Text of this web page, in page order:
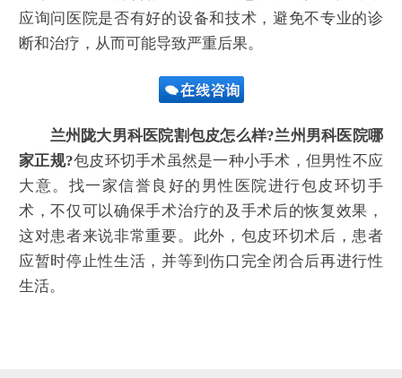
应询问医院是否有好的设备和技术，避免不专业的诊
断和治疗，从而可能导致严重后果。
兰州陇大男科医院割包皮怎么样?兰州男科医院哪
家正规?包皮环切手术虽然是一种小手术，但男性不应
大意。找一家信誉良好的男性医院进行包皮环切手
术，不仅可以确保手术治疗的及手术后的恢复效果，
这对患者来说非常重要。此外，包皮环切术后，患者
应暂时停止性生活，并等到伤口完全闭合后再进行性
生活。